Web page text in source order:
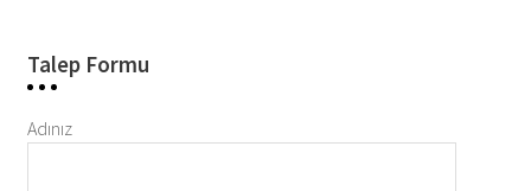
Talep Formu
Adınız